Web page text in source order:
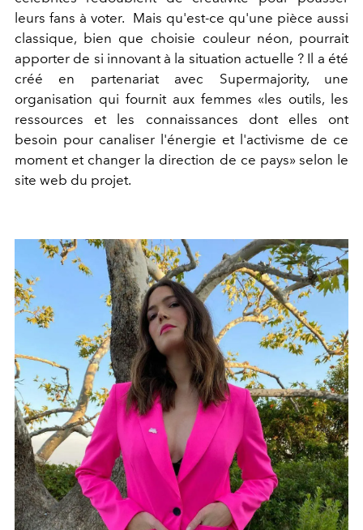
leurs fans à voter. Mais qu'est-ce qu'une pièce aussi
classique, bien que choisie couleur néon, pourrait
apporter de si innovant à la situation actuelle ? Il a été
créé en partenariat avec Supermajority, une
organisation qui fournit aux femmes «les outils, les
ressources et les connaissances dont elles ont
besoin pour canaliser l'énergie et l'activisme de ce
moment et changer la direction de ce pays» selon le
site web du projet.